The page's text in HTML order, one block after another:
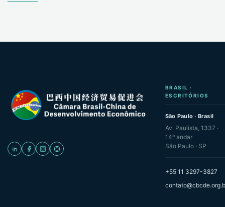
BRASIL ·
ESCRITÓRIOS
São Paulo · Brasil
Av. Paulista, 1337 ·
14º andar
São Paulo · SP
+55 11 3297-3827